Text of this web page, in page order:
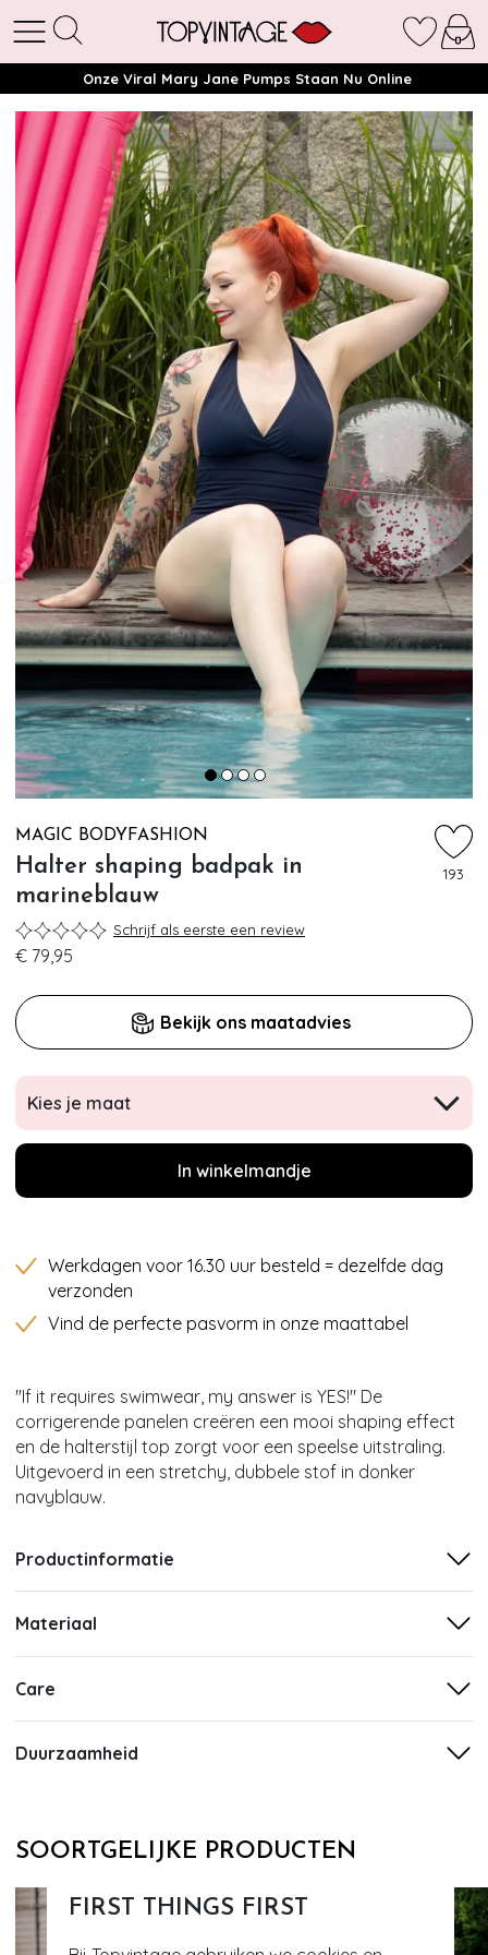
FIRST THINGS FIRST
Onze Viral Mary Jane Pumps Staan Nu Online
MAGIC BODYFASHION
Halter shaping badpak in
marineblauw
193
Schrijf als eerste een review
€ 79,95
Bekijk ons maatadvies
Kies je maat
In winkelmandje
Werkdagen voor 16.30 uur besteld = dezelfde dag
verzonden
Vind de perfecte pasvorm in onze maattabel
''If it requires swimwear, my answer is YES!'' De
corrigerende panelen creëren een mooi shaping effect
en de halterstijl top zorgt voor een speelse uitstraling.
Uitgevoerd in een stretchy, dubbele stof in donker
navyblauw.
Productinformatie
Materiaal
Care
Duurzaamheid
SOORTGELIJKE PRODUCTEN